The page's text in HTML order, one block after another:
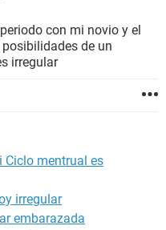
con mi novio y el
de un
irregular
Ciclo mentrual es
irregular
embarazada